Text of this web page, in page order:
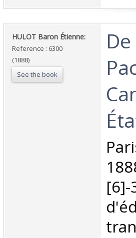
‎HULOT Baron Étienne:‎
Reference : 6300
(1888)
See the book